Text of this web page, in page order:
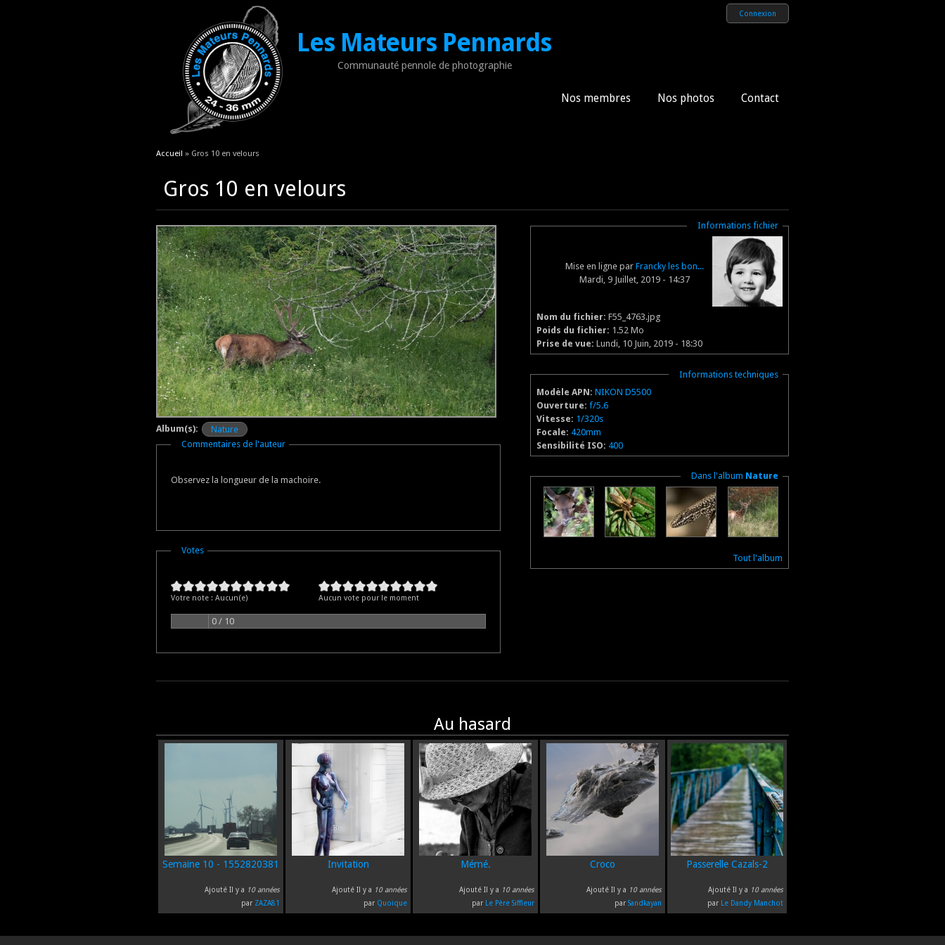
Les Mateurs Pennards
Communauté pennole de photographie
Connexion
Nos membres Nos photos Contact
Vous êtes ici
Accueil » Gros 10 en velours
Gros 10 en velours
Album(s):
Nature
Masquer
Commentaires de l'auteur
Observez la longueur de la machoire.
Masquer
Votes
Votre note : Aucun(e) Aucun vote pour le moment
0 / 10
Masquer
Informations fichier
Mise en ligne par Francky les bon...
Mardi, 9 Juillet, 2019 - 14:37
Nom du fichier: F55_4763.jpg
Poids du fichier: 1.52 Mo
Prise de vue: Lundi, 10 Juin, 2019 - 18:30
Masquer
Informations techniques
Modèle APN: NIKON D5500
Ouverture: f/5.6
Vitesse: 1/320s
Focale: 420mm
Sensibilité ISO: 400
Masquer
Dans l'album Nature
Tout l'album
Au hasard
Semaine 10 - 1552820381
Ajouté Il y a 10 années
par ZAZA81
Invitation
Ajouté Il y a 10 années
par Quoique
Mémé.
Ajouté Il y a 10 années
par Le Père Siffleur
Croco
Ajouté Il y a 10 années
par Sandkayan
Passerelle Cazals-2
Ajouté Il y a 10 années
par Le Dandy Manchot